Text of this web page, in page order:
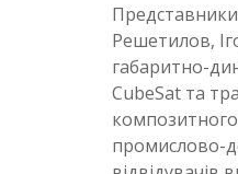
Решетилов,
габаритно-
CubeSat та
промислово-